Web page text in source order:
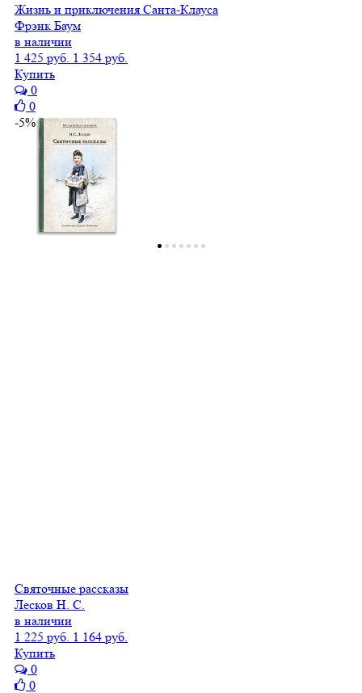
Жизнь и приключения Санта-Клауса
Фрэнк Баум
в наличии
1 425 руб. 1 354 руб.
Купить
0
0
-5%
Святочные рассказы
Лесков Н. С.
в наличии
1 225 руб. 1 164 руб.
Купить
0
0